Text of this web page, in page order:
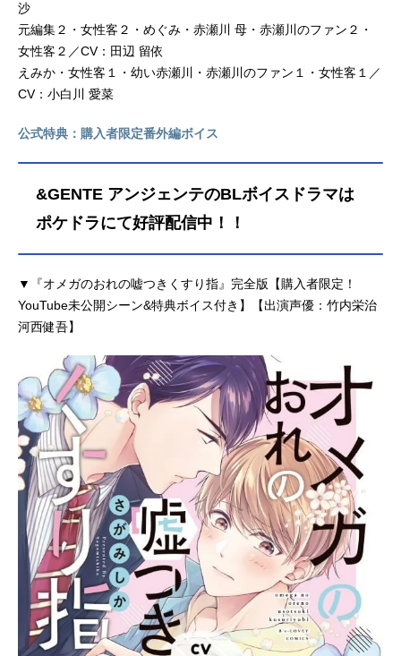
沙
元編集２・女性客２・めぐみ・赤瀬川 母・赤瀬川のファン２・
女性客２／CV：田辺 留依
えみか・女性客１・幼い赤瀬川・赤瀬川のファン１・女性客１／
CV：小白川 愛菜
公式特典：購入者限定番外編ボイス
&GENTE アンジェンテのBLボイスドラマは
ポケドラにて好評配信中！！
▼『オメガのおれの嘘つきくすり指』完全版【購入者限定！
YouTube未公開シーン&特典ボイス付き】【出演声優：竹内栄治
河西健吾】